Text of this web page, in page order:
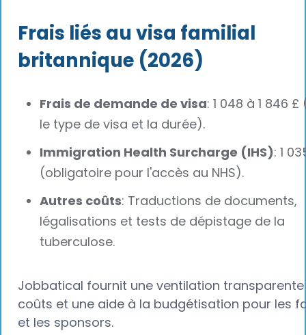
Frais liés au visa familial
britannique (2026)
Frais de demande de visa: 1 048 à 1 846
le type de visa et la durée).
Immigration Health Surcharge (IHS): 1
(obligatoire pour l'accès au NHS).
Autres coûts: Traductions de documents,
légalisations et tests de dépistage de la
tuberculose.
Jobbatical fournit une ventilation
coûts et une aide à la budgétisation pour les
et les sponsors.